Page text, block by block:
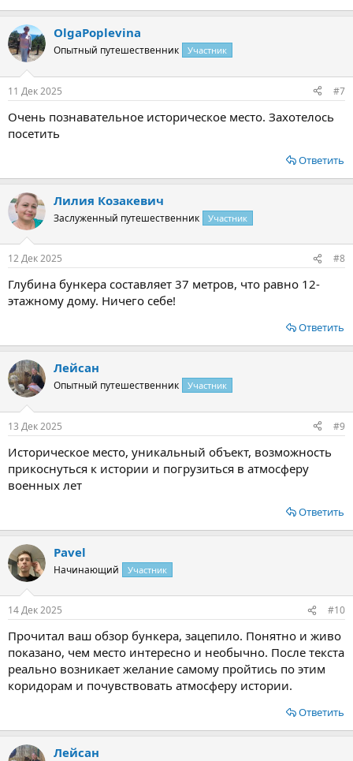
OlgaPoplevina
Опытный путешественник Участник
11 Дек 2025 #7
Очень познавательное историческое место. Захотелось
посетить
Ответить
Лилия Козакевич
Заслуженный путешественник Участник
12 Дек 2025 #8
Глубина бункера составляет 37 метров, что равно 12-
этажному дому. Ничего себе!
Ответить
Лейсан
Опытный путешественник Участник
13 Дек 2025 #9
Историческое место, уникальный объект, возможность
прикоснуться к истории и погрузиться в атмосферу
военных лет
Ответить
Pavel
Начинающий Участник
14 Дек 2025 #10
Прочитал ваш обзор бункера, зацепило. Понятно и живо
показано, чем место интересно и необычно. После текста
реально возникает желание самому пройтись по этим
коридорам и почувствовать атмосферу истории.
Ответить
Лейсан